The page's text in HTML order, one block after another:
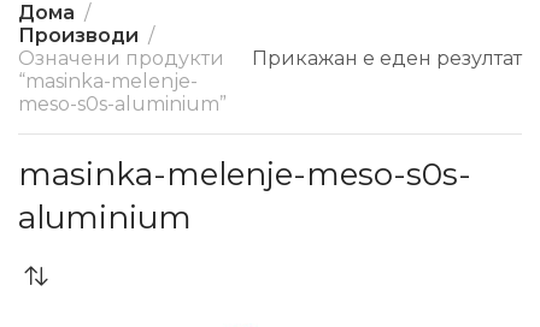
Дома
Производи
Означени продукти
“masinka-melenje-
meso-s0s-aluminium”
Прикажан е еден резултат
masinka-melenje-meso-s0s-
aluminium